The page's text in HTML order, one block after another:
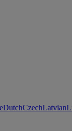
DutchCzechLatvian